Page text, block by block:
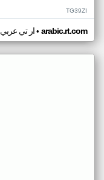
TG39ZI
ار تي عربي• arabic.rt.com